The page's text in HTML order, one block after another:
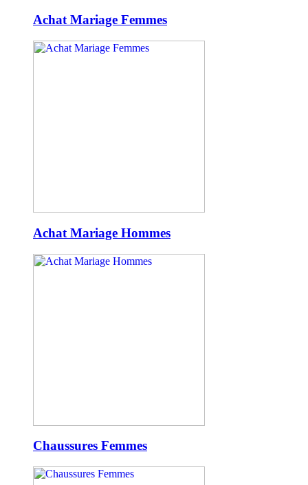
Achat Mariage Femmes
Achat Mariage Hommes
Chaussures Femmes